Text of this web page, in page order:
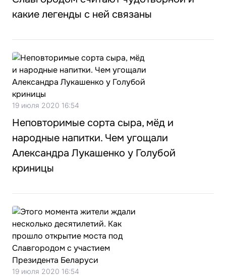
какие легенды с ней связаны
19 июля 2020 16:54
Неповторимые сорта сыра, мёд и
народные напитки. Чем угощали
Александра Лукашенко у Голубой
криницы
19 июля 2020 16:54